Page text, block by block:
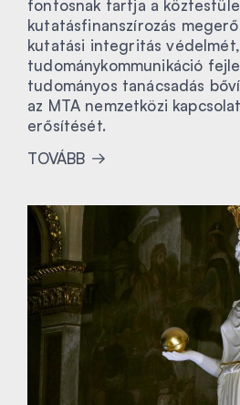
fontosnak tartja a
kutatásfinanszírozás
kutatási integritás
tudománykommunikáció
tudományos tanácsadás
az MTA nemzetközi
erősítését.
TOVÁBB